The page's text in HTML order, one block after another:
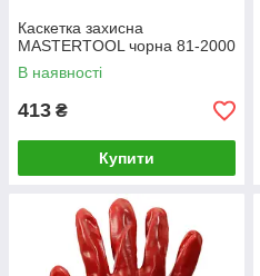
Каскетка захисна
MASTERTOOL чорна 81-2000
В наявності
413 ₴
Купити